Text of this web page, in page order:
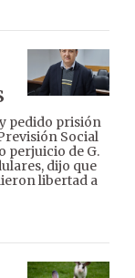
pedido prisión
Social
perjuicio de G.
dijo que
libertad a